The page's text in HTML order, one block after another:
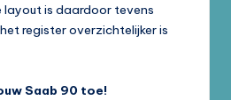
layout is daardoor tevens
register overzichtelijker is
Saab 90 toe!